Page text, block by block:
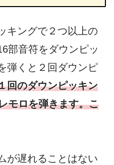
キングで２つ以上の
部音符をダウンピッ
弾くと２回ダウンピ
回のダウンピッキン
モロを弾きます。こ
が遅れることはない